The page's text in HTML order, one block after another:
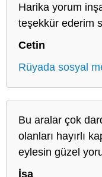
Harika yorum
teşekkür ederim
Cetin
Rüyada sosyal
Bu aralar çok
olanları hayırlı
eylesin güzel
İsa